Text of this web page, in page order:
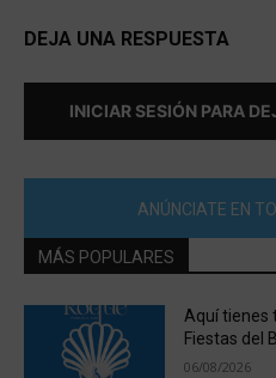
DEJA UNA RESPUESTA
INICIAR SESIÓN PARA
ANÚNCIATE EN
MÁS POPULARES
Aquí tienes
Fiestas del
06/08/2026